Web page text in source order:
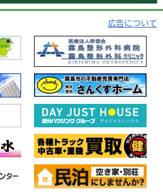
広告について